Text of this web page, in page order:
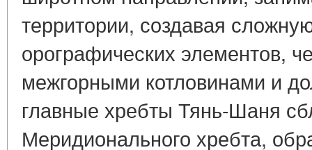
территории, создавая
орографических элементов,
межгорными котловинами и
главные хребты Тянь-Шаня
Меридионального хребта,